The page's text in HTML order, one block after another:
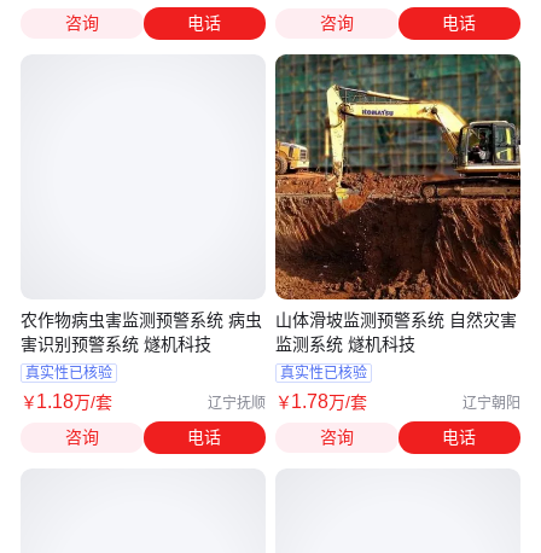
州
咨询 电话
农作物病虫害监测预警系统 病虫
害识别预警系统 燧机科技
真实性已核验
￥1.18万/套 辽宁抚顺
咨询 电话
咨询 电话
山体滑坡监测预警系统 自然灾害
监测系统 燧机科技
真实性已核验
￥1.78万/套 辽宁朝阳
咨询 电话